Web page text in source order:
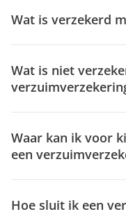
Wat is verzekerd
Wat is niet
Waar kan ik voor
een
Hoe sluit ik een